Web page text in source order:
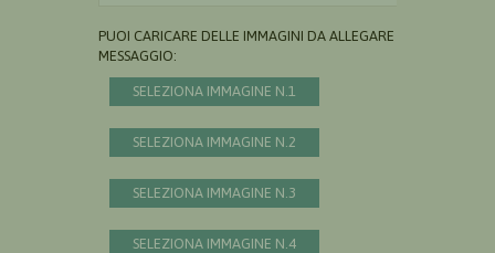
PUOI CARICARE DELLE IMMAGINI DA ALLEGARE AL
MESSAGGIO:
SELEZIONA IMMAGINE N.1
SELEZIONA IMMAGINE N.2
SELEZIONA IMMAGINE N.3
SELEZIONA IMMAGINE N.4